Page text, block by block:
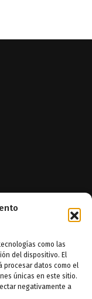
como las
del dispositivo. El
procesar datos como el
únicas en este sitio.
negativamente a